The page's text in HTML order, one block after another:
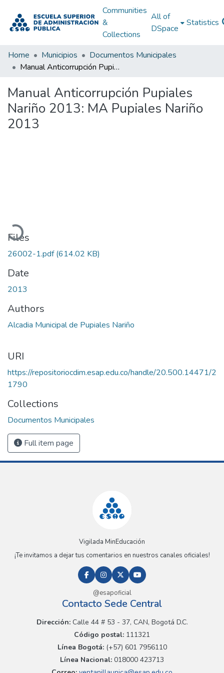
Communities
&
Collections
All of
DSpace
Statistics
Home Municipios
Documentos Municipales
Manual Anticorrupción Pupiales Nariño 2013: MA Pupiales Nariño 2013
Manual Anticorrupción Pupiales
Nariño 2013: MA Pupiales Nariño
2013
Loading...
Files
26002-1.pdf(614.02 KB)
Date
2013
Authors
Alcadia Municipal de Pupiales Nariño
URI
https://repositoriocdim.esap.edu.co/handle/20.500.14471/2
1790
Collections
Documentos Municipales
Full item page
Vigilada MinEducación
¡Te invitamos a dejar tus comentarios en nuestros canales oficiales!
@esapoficial
Contacto Sede Central
Dirección:Calle 44 # 53 - 37, CAN, Bogotá D.C.
Código postal: 111321
Línea Bogotá:(+57) 601 7956110
Línea Nacional: 018000 423713